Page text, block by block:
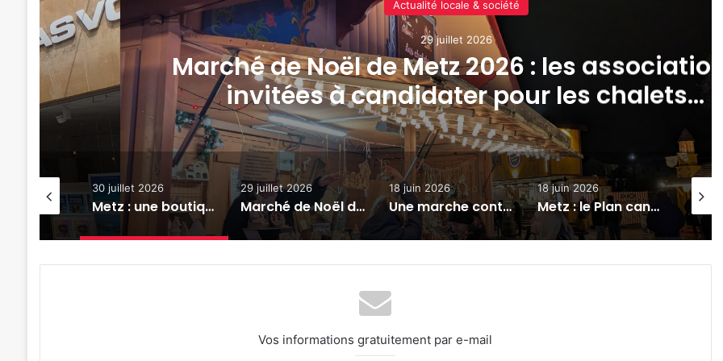
Actualité locale & société
29 juillet 2026
Marché de Noël de Metz 2026 : les
invitées à candidater pour les chalets
solidaires
« Une émotion particulière » : Michel Roth en cuisine pour le grand dîner caritatif de la FIM 2026
30 juillet 2026
Metz : une boutique Emmaüs a ouvert au centre-ville
29 juillet 2026
Marché de Noël de Metz 2026 : les associations invitées à candidater pour les chalets solidaires
18 juin 2026
Une marche contre la maladie de Charcot organisée ce 20 juin 2026 à Marsilly
18 juin 2026
Metz : le Plan canicule activé dès demain, les personnes vulnérables invitées à se signaler
31
Vos informations gratuitement par e-mail